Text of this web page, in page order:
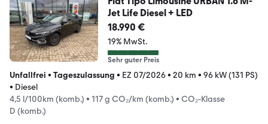
Jet Life Diesel + LED
18.990 €
19% MwSt.
Sehr guter Preis
Unfallfrei • Tageszulassung • EZ 07/2026• 20 km • 96 kW (131 PS)
• Diesel
4,5 l/100km (komb.) • 117 g CO₂/km (komb.) • CO₂-Klasse
D (komb.)